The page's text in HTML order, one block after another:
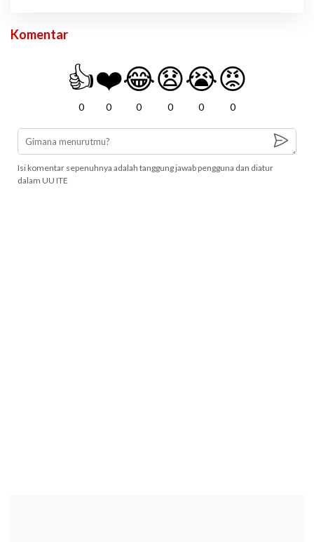
Komentar
👍
0
❤️
0
😂
0
😧
0
😭
0
😡
0
Isi komentar sepenuhnya adalah tanggung jawab pengguna dan diatur
dalam UU ITE